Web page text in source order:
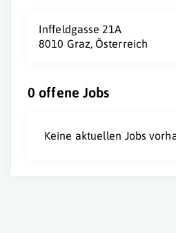
Inffeldgasse 21A
8010 Graz, Österreich
0 offene Jobs
Keine aktuellen Jobs